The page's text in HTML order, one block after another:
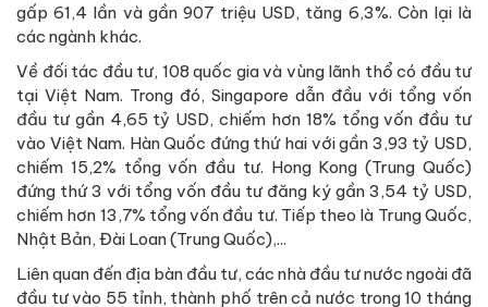
gấp 61,4 lần và gần 907 triệu USD, tăng 6,3%. Còn lại là
các ngành khác.
Về đối tác đầu tư, 108 quốc gia và vùng lãnh thổ có đầu tư
tại Việt Nam. Trong đó, Singapore dẫn đầu với tổng vốn
đầu tư gần 4,65 tỷ USD, chiếm hơn 18% tổng vốn đầu tư
vào Việt Nam. Hàn Quốc đứng thứ hai với gần 3,93 tỷ USD,
chiếm 15,2% tổng vốn đầu tư. Hong Kong (Trung Quốc)
đứng thứ 3 với tổng vốn đầu tư đăng ký gần 3,54 tỷ USD,
chiếm hơn 13,7% tổng vốn đầu tư. Tiếp theo là Trung Quốc,
Nhật Bản, Đài Loan (Trung Quốc),...
Liên quan đến địa bàn đầu tư, các nhà đầu tư nước ngoài đã
đầu tư vào 55 tỉnh, thành phố trên cả nước trong 10 tháng